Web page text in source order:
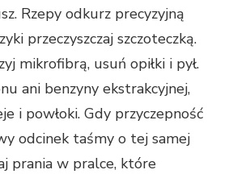
Rzepy odkurz precyzyjną
przeczyszczaj szczoteczką.
mikrofibrą, usuń opiłki i pył.
ani benzyny ekstrakcyjnej,
i powłoki. Gdy przyczepność
odcinek taśmy o tej samej
prania w pralce, które